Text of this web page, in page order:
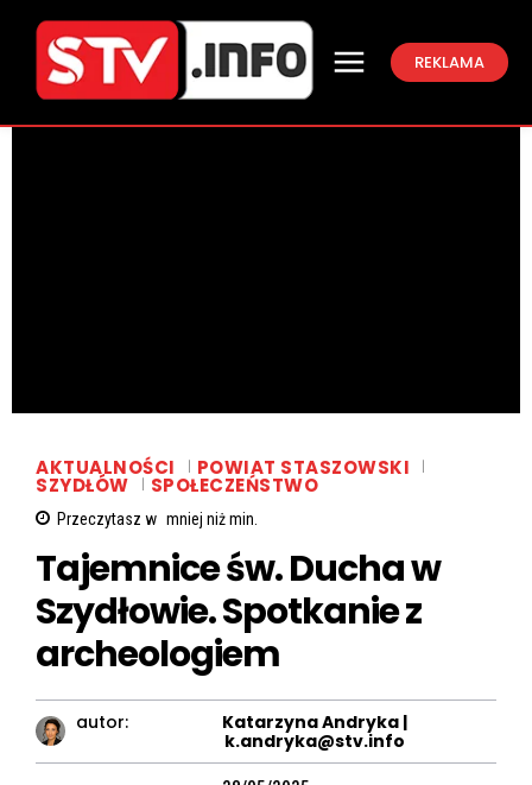
REKLAMA
AKTUALNOŚCI POWIAT STASZOWSKI
SZYDŁÓW SPOŁECZEŃSTWO
Przeczytasz w mniej niżmin.
Tajemnice św. Ducha w
Szydłowie. Spotkanie z
archeologiem
autor:
Katarzyna Andryka |
k.andryka@stv.info